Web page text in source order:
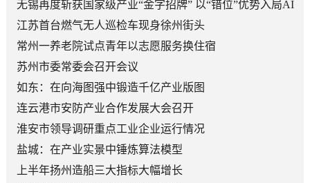
无锡再度斩获国家级产业“金字招牌” 以“错位”优势入局AI
顶层赛道
江苏首台燃气无人巡检车现身徐州街头
常州一养老院试点青年以志愿服务换住宿
苏州市委常委会召开会议
如东：在向海图强中锻造千亿产业版图
连云港市安防产业合作发展大会召开
淮安市领导调研重点工业企业运行情况
盐城：在产业实景中锤炼算法模型
上半年扬州造船三大指标大幅增长